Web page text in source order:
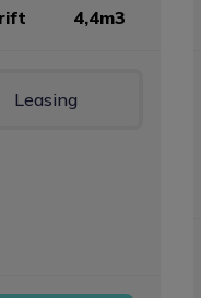
4,4m3
Leasing